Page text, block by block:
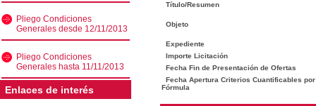
Pliego Condiciones
Generales desde 12/11/2013
Pliego Condiciones
Generales hasta 11/11/2013
Enlaces de interés
Título/Resumen
Objeto
Expediente
Importe Licitación
Fecha Fin de Presentación de Ofertas
Fecha Apertura Criterios Cuantificables por
Fórmula